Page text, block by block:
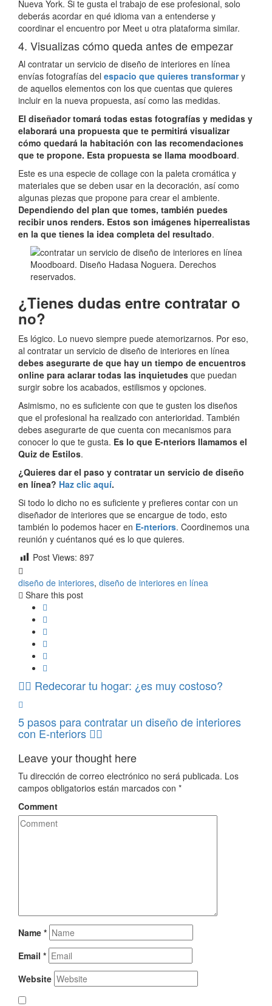
Nueva York. Si te gusta el trabajo de ese profesional, solo
deberás acordar en qué idioma van a entenderse y
coordinar el encuentro por Meet u otra plataforma similar.
4. Visualizas cómo queda antes de empezar
Al contratar un servicio de diseño de interiores en línea
envías fotografías del espacio que quieres transformary
de aquellos elementos con los que cuentas que quieres
incluir en la nueva propuesta, así como las medidas.
El diseñador tomará todas estas fotografías y medidas y
elaborará una propuesta que te permitirá visualizar
cómo quedará la habitación con las recomendaciones
que te propone. Esta propuesta se llama moodboard.
Este es una especie de collage con la paleta cromática y
materiales que se deben usar en la decoración, así como
algunas piezas que propone para crear el ambiente.
Dependiendo del plan que tomes, también puedes
recibir unos renders. Estos son imágenes hiperrealistas
en la que tienes la idea completa del resultado.
Moodboard. Diseño Hadasa Noguera. Derechos
reservados.
¿Tienes dudas entre contratar o
no?
Es lógico. Lo nuevo siempre puede atemorizarnos. Por eso,
al contratar un servicio de diseño de interiores en línea
debes asegurarte de que hay un tiempo de encuentros
online para aclarar todas las inquietudes que puedan
surgir sobre los acabados, estilismos y opciones.
Asimismo, no es suficiente con que te gusten los diseños
que el profesional ha realizado con anterioridad. También
debes asegurarte de que cuenta con mecanismos para
conocer lo que te gusta. Es lo que E-nteriors llamamos el
Quiz de Estilos.
¿Quieres dar el paso y contratar un servicio de diseño
en línea? Haz clic aquí.
Si todo lo dicho no es suficiente y prefieres contar con un
diseñador de interiores que se encargue de todo, esto
también lo podemos hacer en E-nteriors. Coordinemos una
reunión y cuéntanos qué es lo que quieres.
Post Views: 897
diseño de interiores, diseño de interiores en línea
Share this post
Redecorar tu hogar: ¿es muy costoso?
5 pasos para contratar un diseño de interiores
con E-nteriors
Leave your thought here
Tu dirección de correo electrónico no será publicada. Los
campos obligatorios están marcados con *
Comment
Name *
Email *
Website